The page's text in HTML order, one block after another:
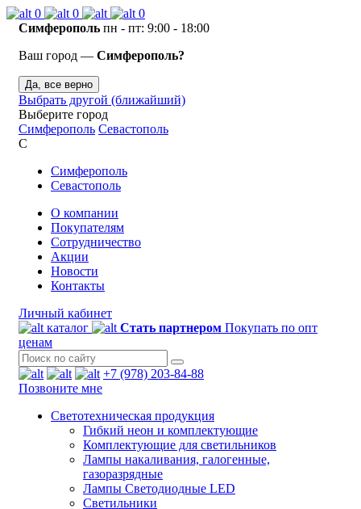
0 0
0
Симферополь пн - пт: 9:00 - 18:00
Ваш город — Симферополь?
Да, все верно
Выбрать другой (ближайший)
Выберите город
Симферополь Севастополь
С
Симферополь
Севастополь
О компании
Покупателям
Сотрудничество
Акции
Новости
Контакты
Личный кабинет
каталог
Стать партнером Покупать по опт
ценам
+7 (978) 203-84-88
Позвоните мне
Светотехническая продукция
Гибкий неон и комплектующие
Комплектующие для светильников
Лампы накаливания, галогенные,
газоразрядные
Лампы Светодиодные LED
Светильники